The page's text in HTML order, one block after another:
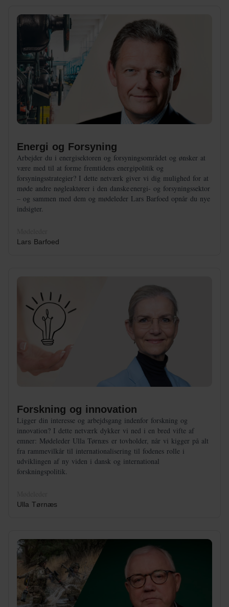
Energi og Forsyning
Arbejder du i energisektoren og forsyningsområdet og ønsker at
være med til at forme fremtidens energipolitik og
forsyningsstrategier? I dette netværk giver vi dig mulighed for at
møde andre nøgleaktører i den danske energi- og forsyningssektor
– og sammen med dem og mødeleder Lars Barfoed opnår du nye
indsigter.
Lars Barfoed
Forskning og innovation
Ligger din interesse og arbejdsgang indenfor forskning og
innovation? I dette netværk dykker vi ned i en bred vifte af
emner: Mødeleder Ulla Tørnæs er tovholder, når vi kigger på alt
fra rammevilkår til internationalisering til fodenes rolle i
udviklingen af ny viden i dansk og international
forskningspolitik.
Ulla Tørnæs